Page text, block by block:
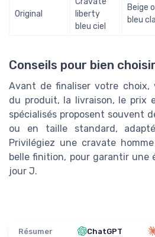
Original
liberty
bleu ciel
Beige
bleu
Conseils pour bien
Avant de finaliser votre choix,
du produit, la livraison, le prix
spécialisés proposent souvent
ou en taille standard,
Privilégiez une cravate
belle finition, pour garantir une
jour J.
Résumer ChatGPT